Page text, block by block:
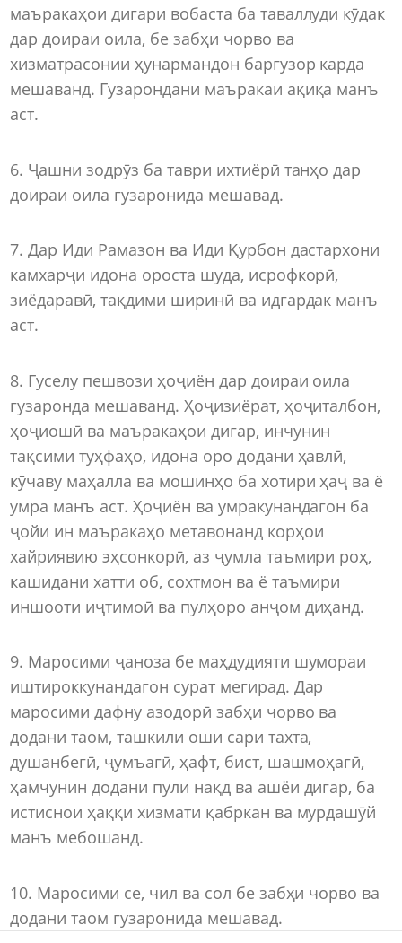
маъракаҳои дигари вобаста ба таваллуди кӯдак
дар доираи оила, бе забҳи чорво ва
хизматрасонии ҳунармандон баргузор карда
мешаванд. Гузарондани маъракаи ақиқа манъ
аст.
6. Ҷашни зодрӯз ба таври ихтиёрӣ танҳо дар
доираи оила гузаронида мешавад.
7. Дар Иди Рамазон ва Иди Қурбон дастархони
камхарҷи идона ороста шуда, исрофкорӣ,
зиёдаравӣ, тақдими ширинӣ ва идгардак манъ
аст.
8. Гуселу пешвози ҳоҷиён дар доираи оила
гузаронда мешаванд. Ҳоҷизиёрат, ҳоҷиталбон,
ҳоҷиошӣ ва маъракаҳои дигар, инчунин
тақсими туҳфаҳо, идона оро додани ҳавлӣ,
кӯчаву маҳалла ва мошинҳо ба хотири ҳаҷ ва ё
умра манъ аст. Ҳоҷиён ва умракунандагон ба
ҷойи ин маъракаҳо метавонанд корҳои
хайриявию эҳсонкорӣ, аз ҷумла таъмири роҳ,
кашидани хатти об, сохтмон ва ё таъмири
иншооти иҷтимоӣ ва пулҳоро анҷом диҳанд.
9. Маросими ҷаноза бе маҳдудияти шумораи
иштироккунандагон сурат мегирад. Дар
маросими дафну азодорӣ забҳи чорво ва
додани таом, ташкили оши сари тахта,
душанбегӣ, ҷумъагӣ, ҳафт, бист, шашмоҳагӣ,
ҳамчунин додани пули нақд ва ашёи дигар, ба
истиснои ҳаққи хизмати қабркан ва мурдашӯй
манъ мебошанд.
10. Маросими се, чил ва сол бе забҳи чорво ва
додани таом гузаронида мешавад.